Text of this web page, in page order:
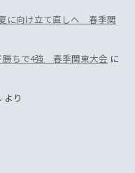
に向け立て直しへ 春季関
勝ちで4強 春季関東大会 に
より